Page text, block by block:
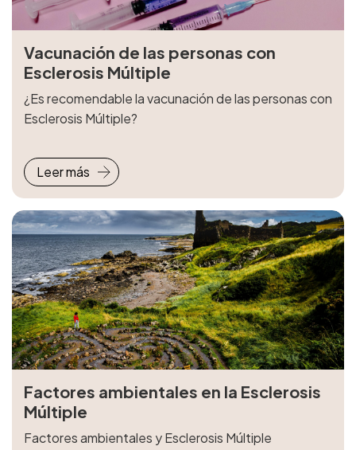
Vacunación de las personas con
Esclerosis Múltiple
¿Es recomendable la vacunación de las personas con
Esclerosis Múltiple?
Leer más
Factores ambientales en la Esclerosis
Múltiple
Factores ambientales y Esclerosis Múltiple